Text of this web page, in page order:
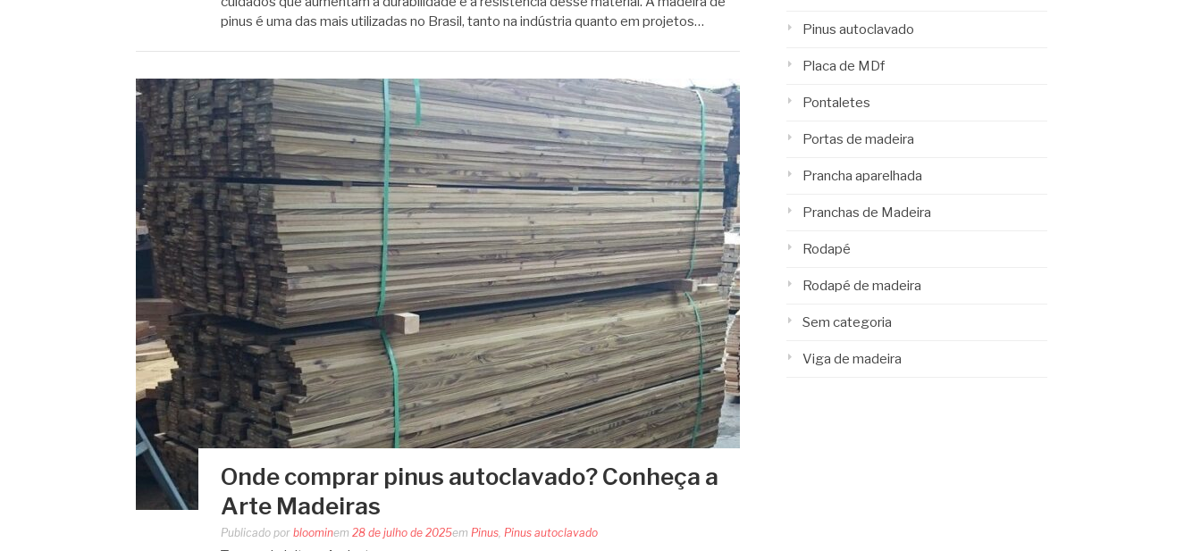
pinus é uma das mais utilizadas no Brasil, tanto na indústria quanto em projetos…
Onde comprar pinus autoclavado? Conheça a
Arte Madeiras
Publicado por bloominem 28 de julho de 2025em Pinus, Pinus autoclavado
Pinus autoclavado
Placa de MDf
Pontaletes
Portas de madeira
Prancha aparelhada
Pranchas de Madeira
Rodapé
Rodapé de madeira
Sem categoria
Viga de madeira